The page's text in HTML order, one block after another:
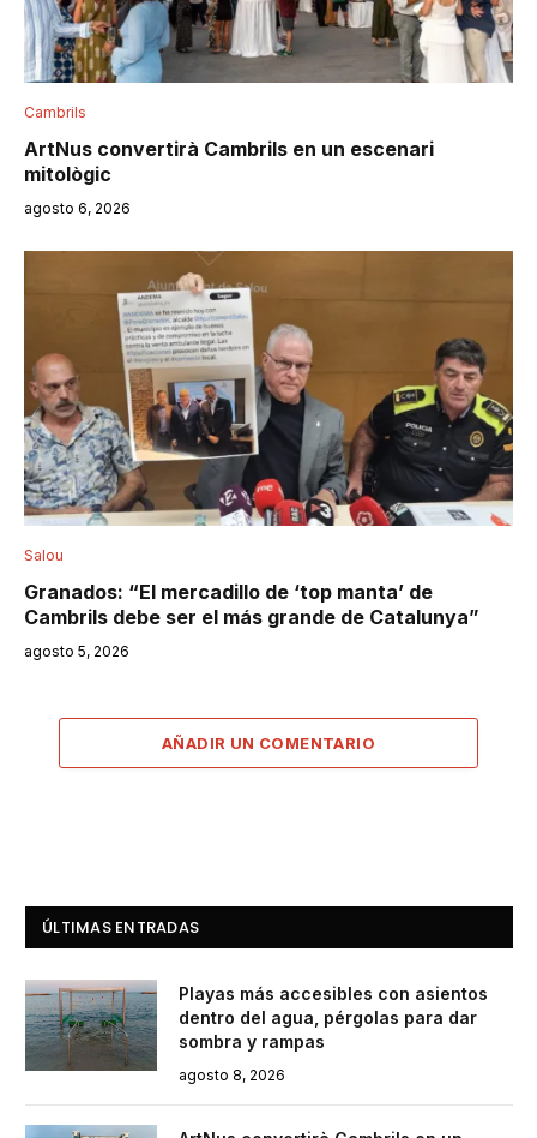
Cambrils
ArtNus convertirà Cambrils en un escenari
mitològic
agosto 6, 2026
Salou
Granados: “El mercadillo de ‘top manta’ de
Cambrils debe ser el más grande de Catalunya”
agosto 5, 2026
AÑADIR UN COMENTARIO
ÚLTIMAS ENTRADAS
Playas más accesibles con asientos
dentro del agua, pérgolas para dar
sombra y rampas
agosto 8, 2026